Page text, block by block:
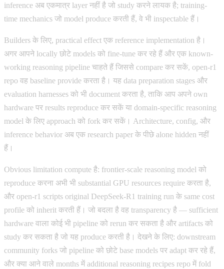
inference अब एकमात्र layer नहीं है जो study करने लायक है; training-
time mechanics जो model produce करती हैं, वे भी inspectable हैं।
Builders के लिए, practical effect एक reference implementation है।
अगर आपने locally छोटे models को fine-tune कर रहे हैं और एक known-
working reasoning pipeline चाहते हैं जिससे compare कर सकें, open-r1
repo वह baseline provide करता है। यह data preparation stages और
evaluation harnesses को भी document करता है, ताकि आप अपने own
hardware पर results reproduce कर सकें या domain-specific reasoning
model के लिए approach को fork कर सकें। Architecture, config, और
inference behavior अब एक research paper के पीछे alone hidden नहीं
हैं।
Obvious limitation compute है: frontier-scale reasoning model को
reproduce करना अभी भी substantial GPU resources require करता है,
और open-r1 scripts original DeepSeek-R1 training run के same cost
profile को inherit करती हैं। जो बदला है वह transparency है — sufficient
hardware वाला कोई भी pipeline को rerun कर सकता है और artifacts को
study कर सकता है जो यह produce करती है। देखने के लिए: downstream
community forks जो pipeline को छोटे base models पर adapt कर रहे हैं,
और क्या आने वाले months में additional reasoning recipes repo में fold